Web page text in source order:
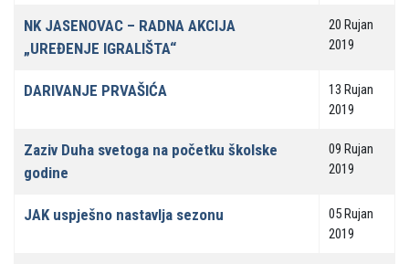
NK JASENOVAC – RADNA AKCIJA
„UREĐENJE IGRALIŠTA“
20 Rujan
2019
DARIVANJE PRVAŠIĆA
13 Rujan
2019
Zaziv Duha svetoga na početku školske
godine
09 Rujan
2019
JAK uspješno nastavlja sezonu
05 Rujan
2019